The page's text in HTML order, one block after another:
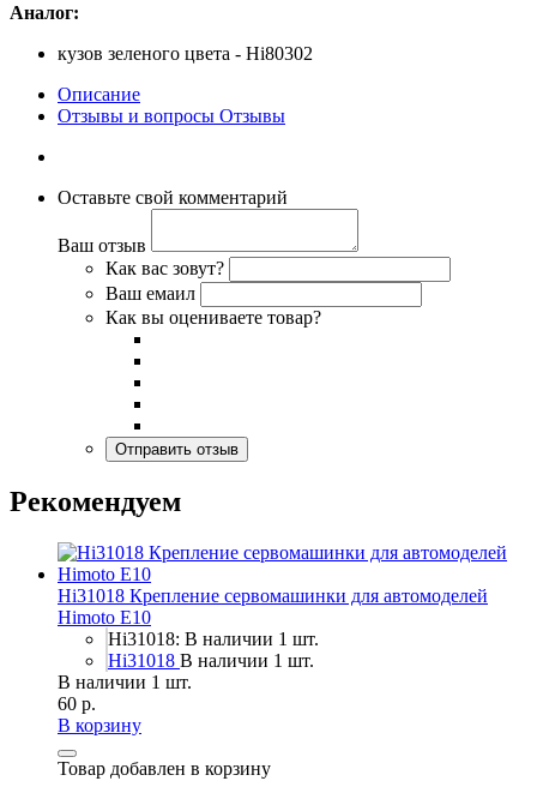
Аналог:
кузов зеленого цвета - Hi80302
Описание
Отзывы и вопросы Отзывы
Оставьте свой комментарий
Ваш отзыв
Как вас зовут?
Ваш емаил
Как вы оцениваете товар?
Рекомендуем
Hi31018 Крепление сервомашинки для автомоделей
Himoto E10
Hi31018: В наличии 1 шт.
Hi31018 В наличии 1 шт.
В наличии 1 шт.
60 р.
В корзину
Товар добавлен в корзину